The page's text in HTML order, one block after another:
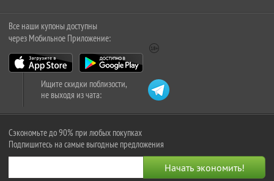
Все наши купоны доступны
через Мобильное Приложение:
Ищите скидки поблизости,
не выходя из чата:
Сэкономьте до 90% при любых покупках
Подпишитесь на самые выгодные предложения